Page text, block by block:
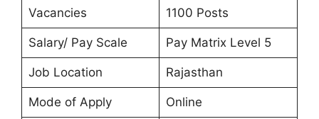
Vacancies 1100 Posts
Salary/ Pay Scale Pay Matrix Level 5
Job Location Rajasthan
Mode of Apply Online